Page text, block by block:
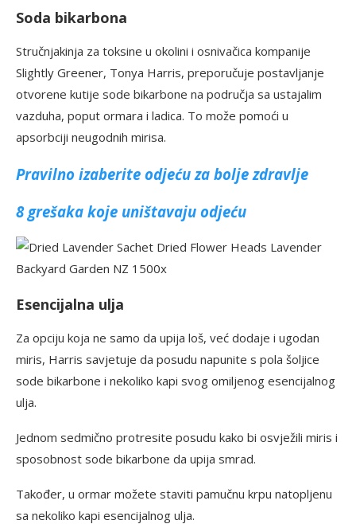
Soda bikarbona
Stručnjakinja za toksine u okolini i osnivačica kompanije
Slightly Greener, Tonya Harris, preporučuje postavljanje
otvorene kutije sode bikarbone na područja sa ustajalim
vazduha, poput ormara i ladica. To može pomoći u
apsorbciji neugodnih mirisa.
Pravilno izaberite odjeću za bolje zdravlje
8 grešaka koje uništavaju odjeću
Esencijalna ulja
Za opciju koja ne samo da upija loš, već dodaje i ugodan
miris, Harris savjetuje da posudu napunite s pola šoljice
sode bikarbone i nekoliko kapi svog omiljenog esencijalnog
ulja.
Jednom sedmično protresite posudu kako bi osvježili miris i
sposobnost sode bikarbone da upija smrad.
Također, u ormar možete staviti pamučnu krpu natopljenu
sa nekoliko kapi esencijalnog ulja.